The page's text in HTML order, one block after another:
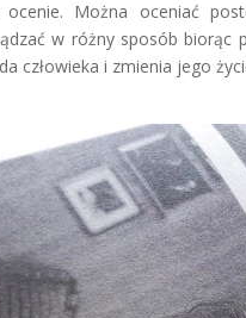
ocenie. Można oceniać
w różny sposób
człowieka i zmienia jego